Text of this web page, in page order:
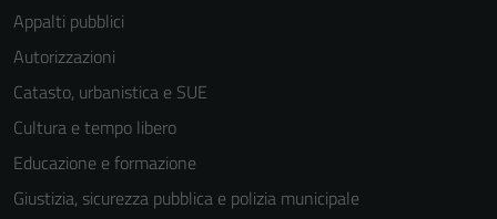
Appalti pubblici
Autorizzazioni
Catasto, urbanistica e SUE
Cultura e tempo libero
Educazione e formazione
Giustizia, sicurezza pubblica e polizia municipale